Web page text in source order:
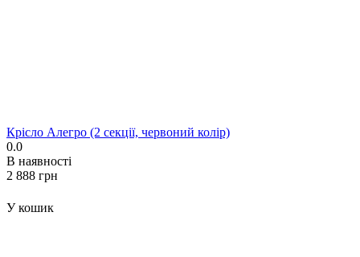
Крісло Алегро (2 секції, червоний колір)
0.0
В наявності
‍2 888‍ грн
У кошик